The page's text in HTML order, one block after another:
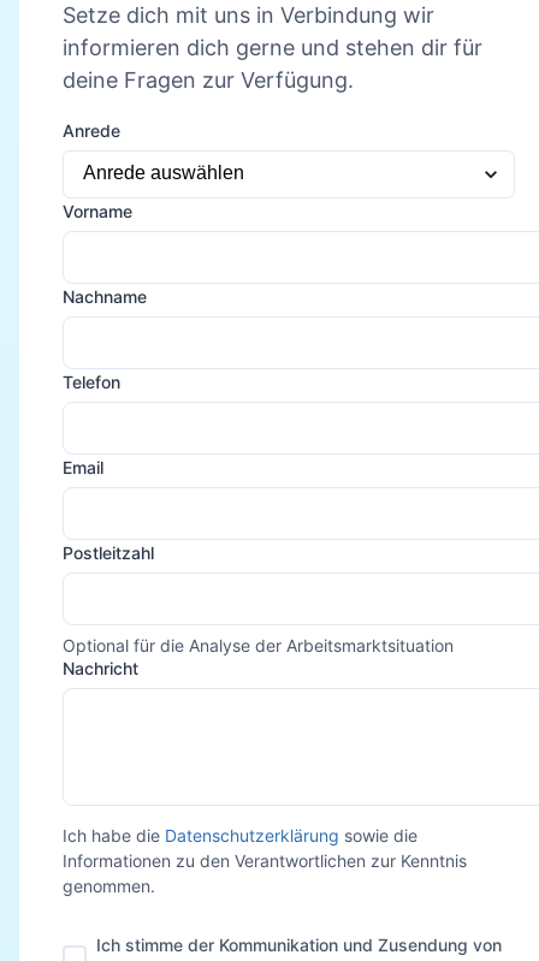
Setze dich mit uns in Verbindung wir
informieren dich gerne und stehen dir für
deine Fragen zur Verfügung.
Anrede
Vorname
Nachname
Telefon
Email
Postleitzahl
Optional für die Analyse der Arbeitsmarktsituation
Nachricht
Ich habe die Datenschutzerklärung sowie die
Informationen zu den Verantwortlichen zur Kenntnis
genommen.
Ich stimme der Kommunikation und Zusendung von